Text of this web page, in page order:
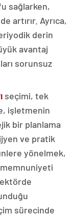
sağlarken,
artırır. Ayrıca,
derin
avantaj
sorunsuz
seçimi, tek
işletmenin
bir planlama
ve pratik
yönelmek,
sürecinde